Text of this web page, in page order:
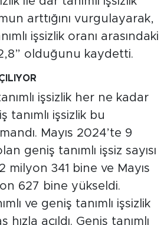
arttığını vurgulayarak,
işsizlik oranı arasındaki
olduğunu kaydetti.
işsizlik her ne kadar
tanımlı işsizlik bu
Mayıs 2024’te 9
geniş tanımlı işsiz sayısı
milyon 341 bine ve Mayıs
627 bine yükseldi.
ve geniş tanımlı işsizlik
hızla açıldı. Geniş tanımlı